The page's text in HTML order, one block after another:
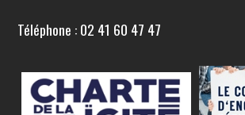
Téléphone : 02 41 60 47 47